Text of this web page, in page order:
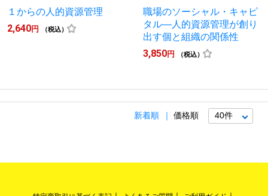
１からの人的資源管理
2,640円 （税込）
職場のソーシャル・キャピ
タル―人的資源管理が創り
出す個と組織の関係性
3,850円 （税込）
新着順 価格順